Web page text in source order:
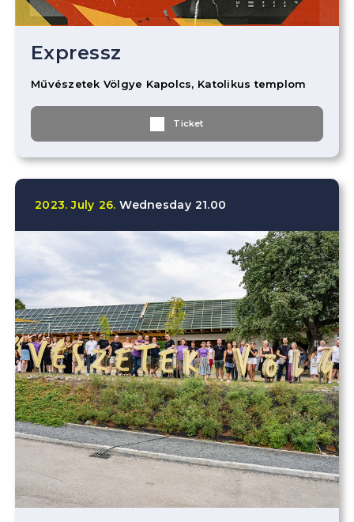
Expressz
Művészetek Völgye Kapolcs, Katolikus templom
Ticket
2023. July 26. Wednesday 21.00